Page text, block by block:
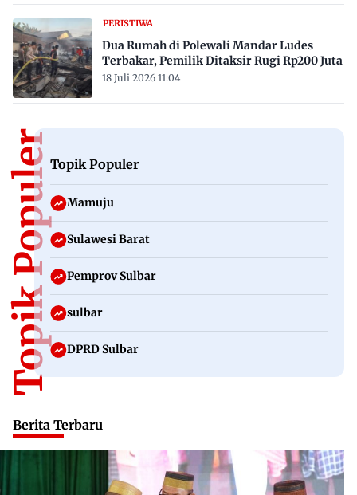
PERISTIWA
Dua Rumah di Polewali Mandar Ludes
Terbakar, Pemilik Ditaksir Rugi Rp200 Juta
18 Juli 2026 11:04
Topik PopulerTopik Populer
Mamuju
Sulawesi Barat
Pemprov Sulbar
sulbar
DPRD Sulbar
Berita Terbaru